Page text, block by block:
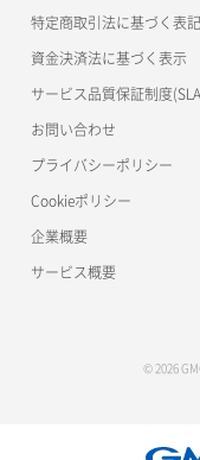
特定商取引法に基づく表記
資金決済法に基づく表示
サービス品質保証制度
お問い合わせ
プライバシーポリシー
Cookieポリシー
企業概要
サービス概要
© 2026